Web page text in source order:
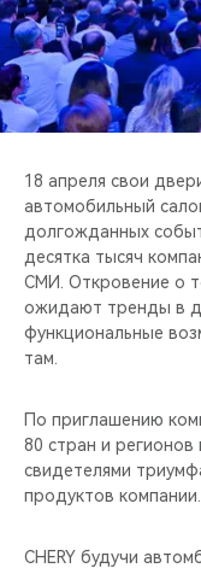
CHERY И СПОРТ
НАШИ МЕРОПРИЯТИЯ
ВИДЕООБЗОРЫ
18 апреля свои
автомобильный
долгожданных
десятка тысяч
СМИ. Откровение о
ожидают тренды в
функциональные
там.
По приглашению
80 стран и регионов
свидетелями
продуктов компании.
CHERY будучи